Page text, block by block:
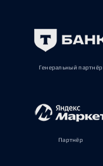
Генеральный партнёр
Партнёр